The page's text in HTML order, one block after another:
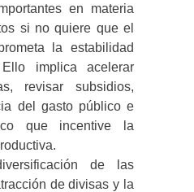
en materia
si no quiere que el
la estabilidad
Ello implica acelerar
revisar subsidios,
del gasto público e
que incentive la
de las
de divisas y la